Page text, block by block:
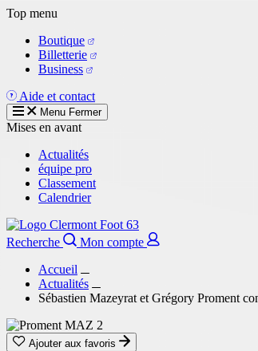
Aller
contenu
principal
Top menu
Boutique
Billetterie
Business
Aide et contact
Menu Fermer
Mises en avant
Actualités
équipe pro
Classement
Calendrier
Recherche
Mon compte
Accueil
Actualités
Sébastien Mazeyrat et Grégory Proment
Ajouter aux favoris